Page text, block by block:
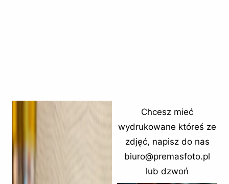
Chcesz mieć
wydrukowane któreś ze
zdjęć, napisz do nas
biuro@premasfoto.pl
lub dzwoń